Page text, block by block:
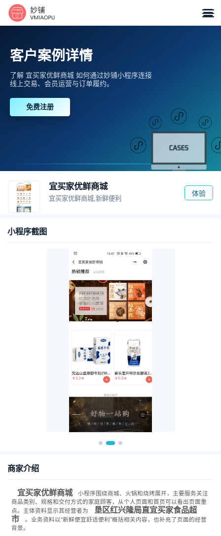

客户案例详情
了解 宜买家优鲜商城 如何通过妙铺小程序连接
线上交易、会员运营与订单履约。
免费注册
宜买家优鲜商城
宜买家优鲜商城,新鲜便利
体验
小程序截图
商家介绍
宜买家优鲜商城
小程序围绕商城、火锅和烧烤展开，主要服务关注
商品类别、规格和交付方式的家庭顾客，从个人页面和首页可以看出页面重
点。主体资料显示其经营者为
垦区红兴隆局直宜买家食品超
市
。业务资料以“新鲜便宜舒适便利”概括相关内容，也补充了页面的经营
背景。